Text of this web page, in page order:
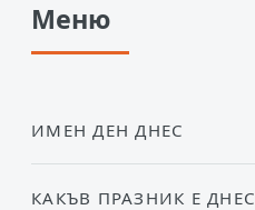
Меню
ИМЕН ДЕН ДНЕС
КАКЪВ ПРАЗНИК Е ДНЕС